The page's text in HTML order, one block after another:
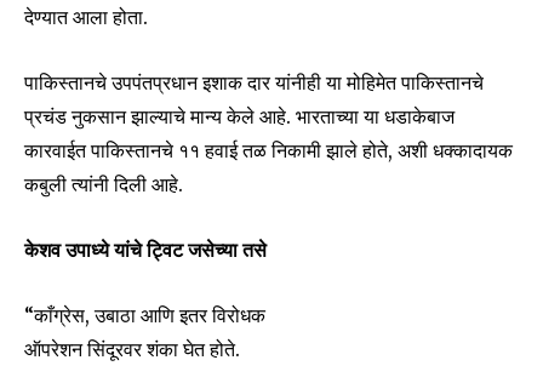
देण्यात आला होता.
पाकिस्तानचे उपपंतप्रधान इशाक दार यांनीही या मोहिमेत पाकिस्तानचे
प्रचंड नुकसान झाल्याचे मान्य केले आहे. भारताच्या या धडाकेबाज
कारवाईत पाकिस्तानचे ११ हवाई तळ निकामी झाले होते, अशी धक्कादायक
कबुली त्यांनी दिली आहे.
केशव उपाध्ये यांचे ट्विट जसेच्या तसे
“काँग्रेस, उबाठा आणि इतर विरोधक
ऑपरेशन सिंदूरवर शंका घेत होते.